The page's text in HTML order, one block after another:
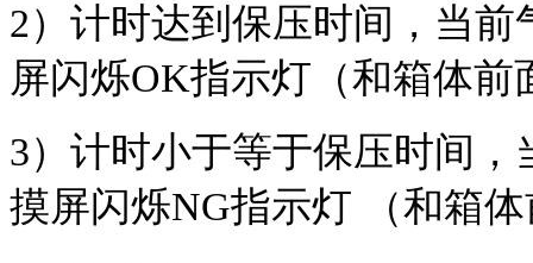
2）计时达到保压时间，当
屏闪烁OK指示灯（和箱体
3）计时小于等于保压时间
摸屏闪烁NG指示灯 （和箱